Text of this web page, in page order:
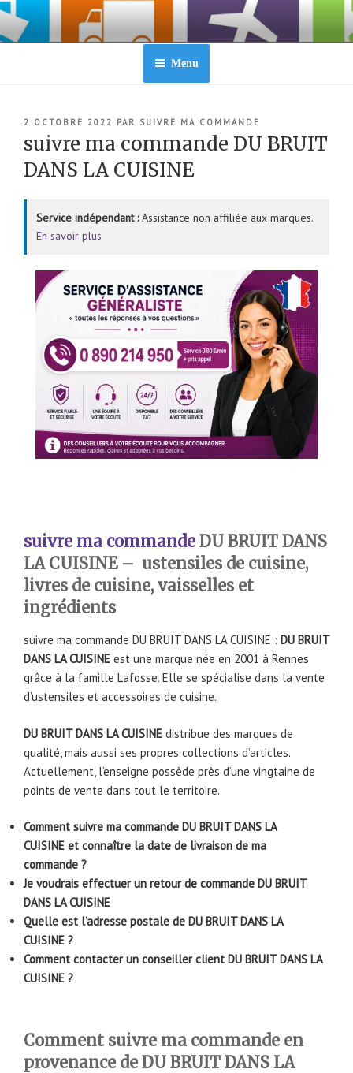
Aller
contenu
Menu
PUBLIÉ
2 OCTOBRE 2022 PAR SUIVRE MA COMMANDE
suivre ma commande DU BRUIT
DANS LA CUISINE
Service indépendant :Assistance non affiliée aux marques.
En savoir plus
suivre ma commandeDU BRUIT DANS
LA CUISINE – ustensiles de cuisine,
livres de cuisine, vaisselles et
ingrédients
suivre ma commande DU BRUIT DANS LA CUISINE : DU BRUIT
DANS LA CUISINE est une marque née en 2001 à Rennes
grâce à la famille Lafosse. Elle se spécialise dans la vente
d’ustensiles et accessoires de cuisine.
DU BRUIT DANS LA CUISINE distribue des marques de
qualité, mais aussi ses propres collections d’articles.
Actuellement, l’enseigne possède près d’une vingtaine de
points de vente dans tout le territoire.
Comment suivre ma commande DU BRUIT DANS LA
CUISINE et connaître la date de livraison de ma
commande ?
Je voudrais effectuer un retour de commande DU BRUIT
DANS LA CUISINE
Quelle est l’adresse postale de DU BRUIT DANS LA
CUISINE ?
Comment contacter un conseiller client DU BRUIT DANS LA
CUISINE ?
Comment suivre ma commande en
provenance de DU BRUIT DANS LA